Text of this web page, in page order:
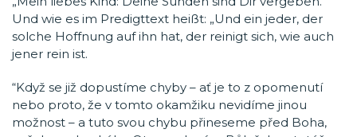
Und wie es im Predigttext heißt: „Und ein jeder, der
solche Hoffnung auf ihn hat, der reinigt sich, wie auch
jener rein ist.
“Když se již dopustíme chyby – ať je to z opomenutí
nebo proto, že v tomto okamžiku nevidíme jinou
možnost – a tuto svou chybu přineseme před Boha,